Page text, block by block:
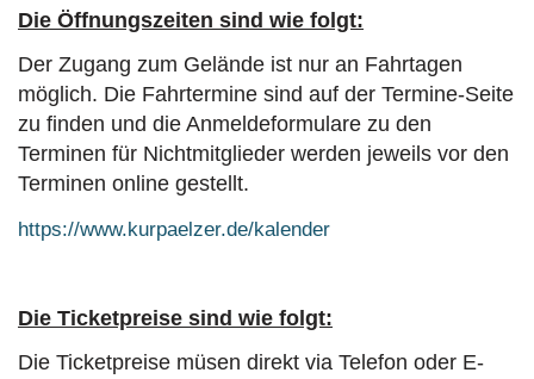
Die Öffnungszeiten sind wie folgt:
Der Zugang zum Gelände ist nur an Fahrtagen
möglich. Die Fahrtermine sind auf der Termine-Seite
zu finden und die Anmeldeformulare zu den
Terminen für Nichtmitglieder werden jeweils vor den
Terminen online gestellt.
https://www.kurpaelzer.de/kalender
Die Ticketpreise sind wie folgt:
Die Ticketpreise müsen direkt via Telefon oder E-